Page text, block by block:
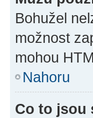
Bohužel
možnost
mohou
Nahoru
Co to jsou